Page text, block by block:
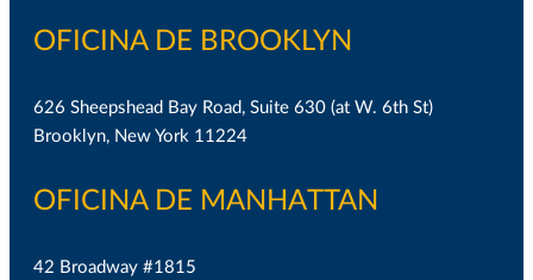
OFICINA DE BROOKLYN
626 Sheepshead Bay Road, Suite 630 (at W. 6th St)
Brooklyn, New York 11224
OFICINA DE MANHATTAN
42 Broadway #1815